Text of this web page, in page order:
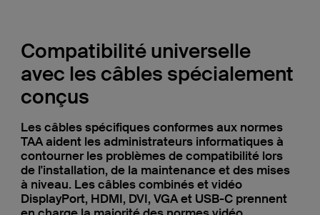
Compatibilité universelle
avec les câbles spécialement
conçus
Les câbles spécifiques conformes aux normes
TAA aident les administrateurs informatiques à
contourner les problèmes de compatibilité lors
de l'installation, de la maintenance et des mises
à niveau. Les câbles combinés et vidéo
DisplayPort, HDMI, DVI, VGA et USB-C prennent